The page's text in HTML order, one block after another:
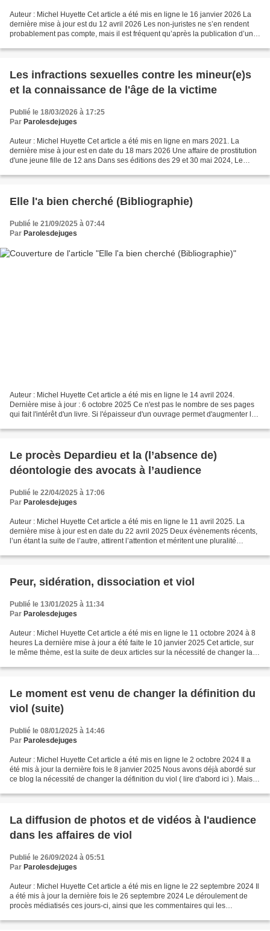
Auteur : Michel Huyette Cet article a été mis en ligne le 16 janvier 2026 La
dernière mise à jour est du 12 avril 2026 Les non-juristes ne s’en rendent
probablement pas compte, mais il est fréquent qu’après la publication d’une
Les infractions sexuelles contre les mineur(e)s
et la connaissance de l'âge de la victime
Publié le 18/03/2026 à 17:25
Par Parolesdejuges
Auteur : Michel Huyette Cet article a été mis en ligne en mars 2021. La
dernière mise à jour est en date du 18 mars 2026 Une affaire de prostitution
d'une jeune fille de 12 ans Dans ses éditions des 29 et 30 mai 2024, Le
Elle l'a bien cherché (Bibliographie)
Publié le 21/09/2025 à 07:44
Par Parolesdejuges
Auteur : Michel Huyette Cet article a été mis en ligne le 14 avril 2024.
Dernière mise à jour : 6 octobre 2025 Ce n'est pas le nombre de ses pages
qui fait l'intérêt d'un livre. Si l'épaisseur d'un ouvrage permet d'augmenter le
Le procès Depardieu et la (l’absence de)
déontologie des avocats à l’audience
Publié le 22/04/2025 à 17:06
Par Parolesdejuges
Auteur : Michel Huyette Cet article a été mis en ligne le 11 avril 2025. La
dernière mise à jour est en date du 22 avril 2025 Deux évènements récents,
l’un étant la suite de l’autre, attirent l’attention et méritent une pluralité
Peur, sidération, dissociation et viol
Publié le 13/01/2025 à 11:34
Par Parolesdejuges
Auteur : Michel Huyette Cet article a été mis en ligne le 11 octobre 2024 à 8
heures La dernière mise à jour a été faite le 10 janvier 2025 Cet article, sur
le même thème, est la suite de deux articles sur la nécessité de changer la
Le moment est venu de changer la définition du
viol (suite)
Publié le 08/01/2025 à 14:46
Par Parolesdejuges
Auteur : Michel Huyette Cet article a été mis en ligne le 2 octobre 2024 Il a
été mis à jour la dernière fois le 8 janvier 2025 Nous avons déjà abordé sur
ce blog la nécessité de changer la définition du viol ( lire d'abord ici ). Mais la
La diffusion de photos et de vidéos à l'audience
dans les affaires de viol
Publié le 26/09/2024 à 05:51
Par Parolesdejuges
Auteur : Michel Huyette Cet article a été mis en ligne le 22 septembre 2024 Il
a été mis à jour la dernière fois le 26 septembre 2024 Le déroulement de
procès médiatisés ces jours-ci, ainsi que les commentaires qui les